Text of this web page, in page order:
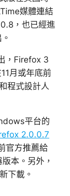
媒體連結
，也已經進
，Firefox 3
月或年底前
程式設計人
平台的
2.0.0.7
官方推薦給
本。另外，
下載。